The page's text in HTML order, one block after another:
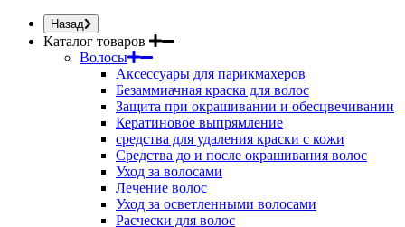
Назад
Каталог товаров
Волосы
Аксессуары для парикмахеров
Безаммиачная краска для волос
Защита при окрашивании и обесцвечивании
Кератиновое выпрямление
средства для удаления краски с кожи
Средства до и после окрашивания волос
Уход за волосами
Лечение волос
Уход за осветленными волосами
Расчески для волос